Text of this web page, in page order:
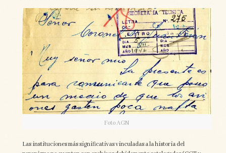
Foto AGN
Las instituciones más significativas vinculadas a la historia del